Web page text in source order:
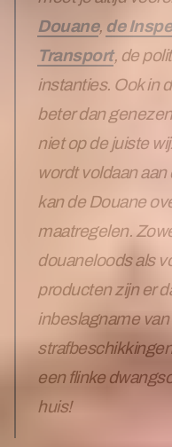
Douane, de
Transport, de
instanties. Ook in
beter dan
niet op de juiste
wordt voldaan
kan de Douane
maatregelen.
douaneloods als
producten zijn er
inbeslagname
een flinke
huis!